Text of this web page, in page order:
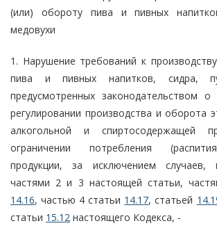
(или) обороту пива и пивных
медовухи
1. Нарушение требований к
пива и пивных напитков, сидра,
предусмотренных законодательством о
регулировании производства и оборота
алкогольной и спиртосодержащей
ограничении потребления
продукции, за исключением случаев,
частями 2 и 3 настоящей статьи,
14.16, частью 4 статьи 14.17, статьей
статьи 15.12 настоящего Кодекса, -